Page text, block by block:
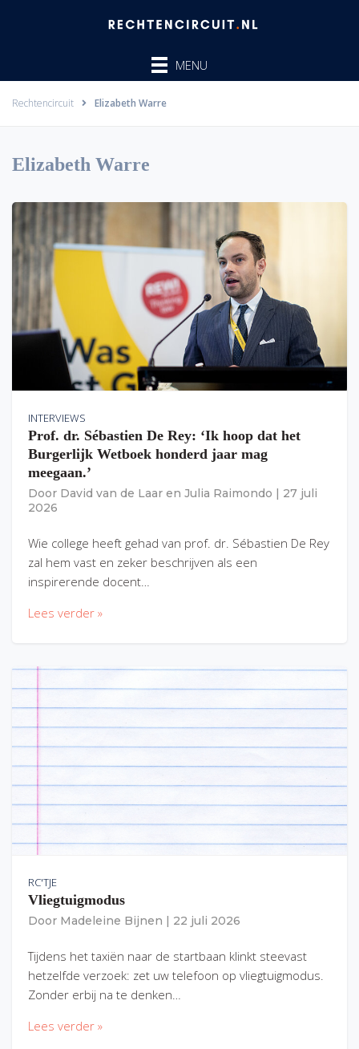
MENU
Rechtencircuit Elizabeth Warre
Elizabeth Warre
INTERVIEWS
Prof. dr. Sébastien De Rey: ‘Ik hoop dat het
Burgerlijk Wetboek honderd jaar mag
meegaan.’
Door David van de Laar en Julia Raimondo
27 juli
2026
Wie college heeft gehad van prof. dr. Sébastien De Rey
zal hem vast en zeker beschrijven als een
inspirerende docent…
Lees verder »
RC'TJE
Vliegtuigmodus
Door Madeleine Bijnen 22 juli 2026
Tijdens het taxiën naar de startbaan klinkt steevast
hetzelfde verzoek: zet uw telefoon op vliegtuigmodus.
Zonder erbij na te denken…
Lees verder »